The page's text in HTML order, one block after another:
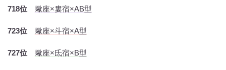
718位 蠍座×婁宿×AB型
723位 蠍座×斗宿×A型
727位 蠍座×氐宿×B型